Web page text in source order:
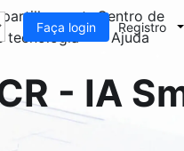
tecnologia
Centro de
Ajuda
Faça login Registro
- IA